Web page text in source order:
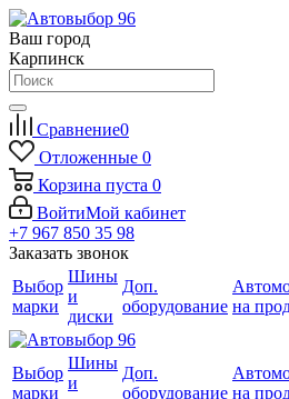
Ваш город
Карпинск
Сравнение0
Отложенные 0
Корзина пуста 0
ВойтиМой кабинет
+7 967 850 35 98
Заказать звонок
Выбор
марки
Шины
и
диски
Доп.
оборудование на
Выбор
марки
Шины
и
Доп.
оборудование на